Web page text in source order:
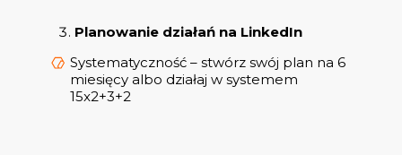
Planowanie działań na LinkedIn
Systematyczność – stwórz swój plan na 6
miesięcy albo działaj w systemem
15x2+3+2